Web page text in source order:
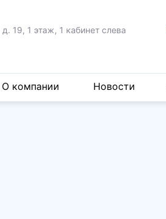
д. 19, 1 этаж, 1 кабинет слева
О компании Новости